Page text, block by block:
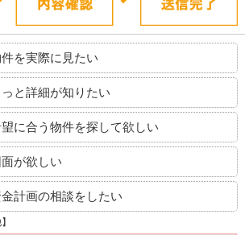
を実際に見たい
っと詳細が知りたい
に合う物件を探して欲しい
が欲しい
金計画の相談をしたい